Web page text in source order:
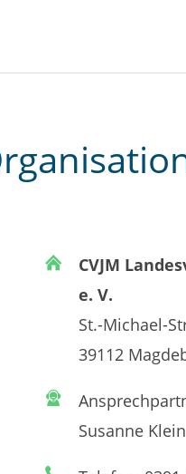
CVJM
e. V.
St.-Michael-
39112
Susanne Klein